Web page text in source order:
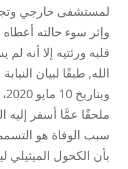
لمستشفى خارجي
وإثر سوء حالته
قلبه ورئتيه إلا أنه
الله, طبقًا لبيان
ملحقًا عمَّا أسفر
سبب الوفاة هو
بأن الكحول